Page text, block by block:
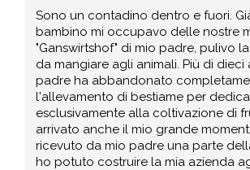
Sono un contadino dentro e fuori.
bambino mi occupavo delle nostre
"Ganswirtshof" di mio padre, pulivo
da mangiare agli animali. Più di dieci
padre ha abbandonato
l'allevamento di bestiame per
esclusivamente alla coltivazione di
arrivato anche il mio grande
ricevuto da mio padre una parte
ho potuto costruire la mia azienda